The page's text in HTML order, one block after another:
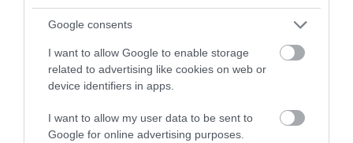
Google consents
I want to allow Google to enable storage
related to advertising like cookies on web or
device identifiers in apps.
I want to allow my user data to be sent to
Google for online advertising purposes.
Ne maradjon le a legfrissebb hírekről, kövessen
bennünket az EGRI ÜGYEK Google Hírek oldalán!
VISSZA A FŐOLDALRA